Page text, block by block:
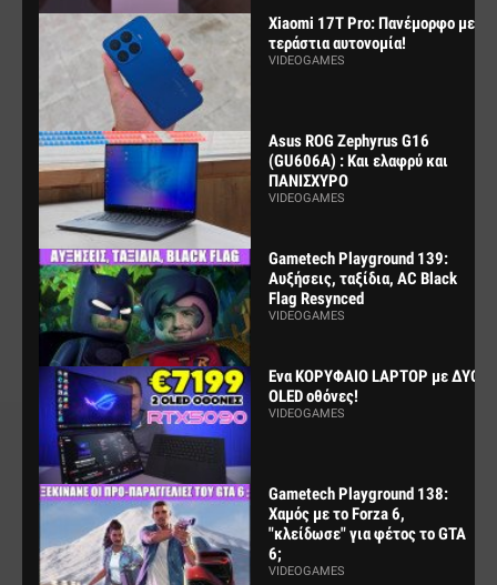
Xiaomi 17T Pro: Πανέμορφο με
τεράστια αυτονομία!
VIDEOGAMES
Asus ROG Zephyrus G16
(GU606A) : Και ελαφρύ και
ΠΑΝΙΣΧΥΡΟ
VIDEOGAMES
Gametech Playground 139:
Αυξήσεις, ταξίδια, AC Black
Flag Resynced
VIDEOGAMES
Ενα ΚΟΡΥΦΑΙΟ LAPTOP με ΔΥΟ
OLED οθόνες!
VIDEOGAMES
Gametech Playground 138:
Χαμός με το Forza 6,
"κλείδωσε" για φέτος το GTA
6;
VIDEOGAMES